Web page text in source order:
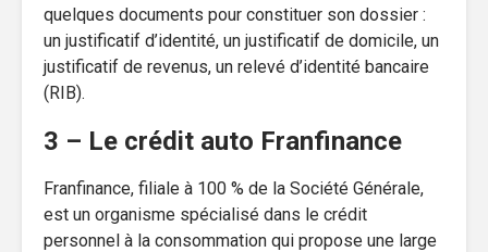
quelques documents pour constituer son dossier :
un justificatif d’identité, un justificatif de domicile, un
justificatif de revenus, un relevé d’identité bancaire
(RIB).
3 – Le crédit auto Franfinance
Franfinance, filiale à 100 % de la Société Générale,
est un organisme spécialisé dans le crédit
personnel à la consommation qui propose une large